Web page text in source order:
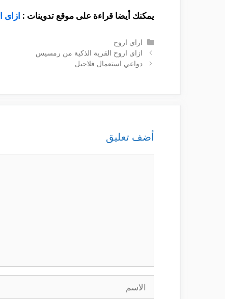
يمكنك أيضا قراءة على موقع تدوينات : ازاى
التصنيفات
ازاي اروح
ازاى اروح القرية الذكية من رمسيس
دواعي استعمال فلاجيل
أضف تعليق
الاسم